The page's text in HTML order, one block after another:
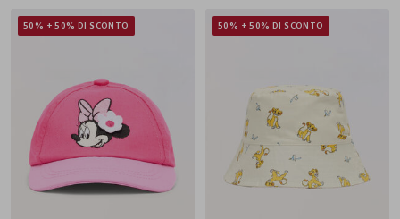
50% + 50% DI SCONTO 50% + 50% DI SCONTO